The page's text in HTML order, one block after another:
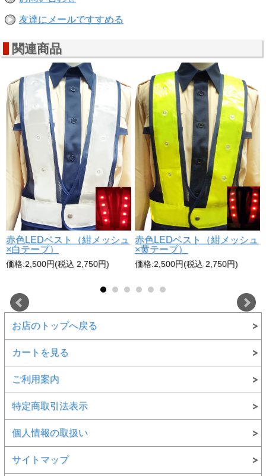
友達にメールですすめる
関連商品
赤色LEDベスト（紺メッシュ
×白テープ）
価格:2,500円(税込 2,750円)
赤色LEDベスト（紺メッシュ
×黄テープ）
価格:2,500円(税込 2,750円)
お店のトップへ戻る
カートを見る
ご利用案内
特定商取引法表示
個人情報の取扱い
サイトマップ